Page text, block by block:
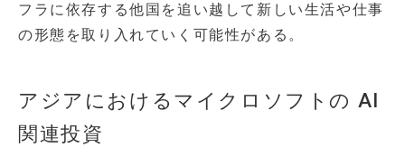
フラに依存する他国を追い越して新しい生活や仕事
の形態を取り入れていく可能性がある。
アジアにおけるマイクロソフトの AI
関連投資